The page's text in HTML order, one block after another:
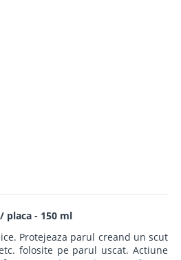
placa - 150 ml
Protejeaza parul creand un scut
folosite pe parul uscat. Actiune